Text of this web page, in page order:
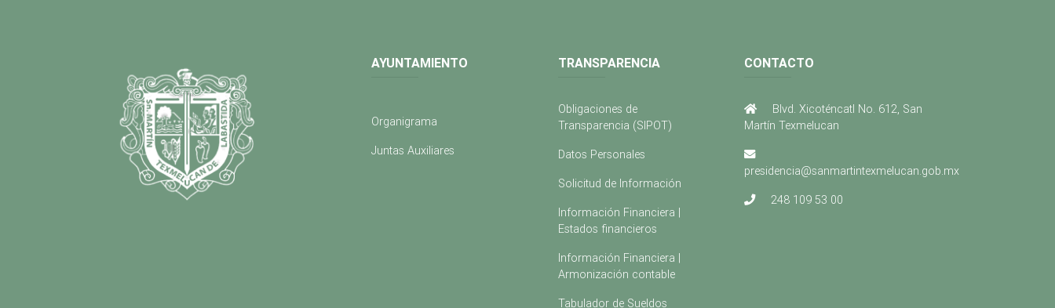
AYUNTAMIENTO
Organigrama
Juntas Auxiliares
TRANSPARENCIA
Obligaciones de
Transparencia (SIPOT)
Datos Personales
Solicitud de Información
Información Financiera |
Estados financieros
Información Financiera |
Armonización contable
Tabulador de Sueldos
CONTACTO
Blvd. Xicoténcatl No. 612, San
Martín Texmelucan
presidencia@sanmartintexmelucan.gob.mx
248 109 53 00